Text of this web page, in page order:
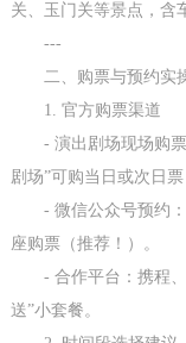
关、玉门关等景点，含
---
二、购票与预约实
1. 官方购票渠道
- 演出剧场现场购
剧场”可购当日或次日
- 微信公众号预约
座购票（推荐！）。
- 合作平台：携程
送”小套餐。